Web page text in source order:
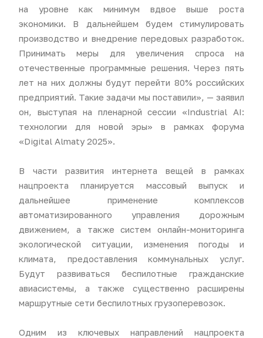
на уровне как минимум вдвое выше роста
экономики. В дальнейшем будем стимулировать
производство и внедрение передовых разработок.
Принимать меры для увеличения спроса на
отечественные программные решения. Через пять
лет на них должны будут перейти 80% российских
предприятий. Такие задачи мы поставили», — заявил
он, выступая на пленарной сессии «Industrial AI:
технологии для новой эры» в рамках форума
«Digital Almaty 2025».
В части развития интернета вещей в рамках
нацпроекта планируется массовый выпуск и
дальнейшее применение комплексов
автоматизированного управления дорожным
движением, а также систем онлайн-мониторинга
экологической ситуации, изменения погоды и
климата, предоставления коммунальных услуг.
Будут развиваться беспилотные гражданские
авиасистемы, а также существенно расширены
маршрутные сети беспилотных грузоперевозок.
Одним из ключевых направлений нацпроекта